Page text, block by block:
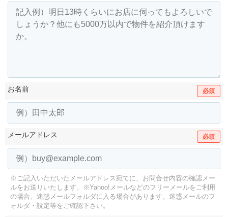
お名前 必須
メールアドレス 必須
※ご記入いただいたメールアドレス宛てに、お問合せ内容の確認メー
ルをお送りいたします。
※Yahoo!メールなどのフリーメールをご利用
の場合、迷惑メールフォルダに入る場合があります。 迷惑メールのフ
ォルダ・設定等をご確認下さい。